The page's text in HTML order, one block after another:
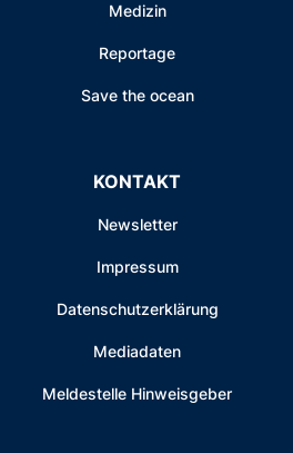
Medizin
Reportage
Save the ocean
KONTAKT
Newsletter
Impressum
Datenschutzerklärung
Mediadaten
Meldestelle Hinweisgeber